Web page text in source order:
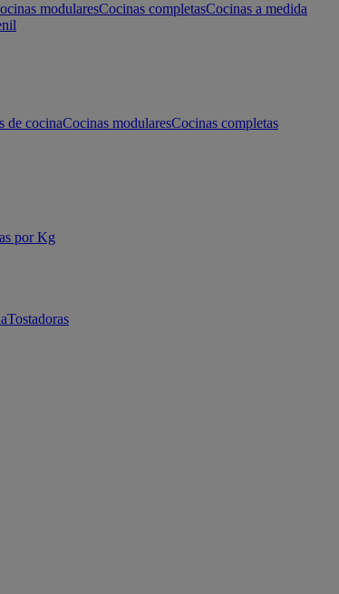
modularesCocinas completasCocinas a medida
de cocinaCocinas modularesCocinas completas
por Kg
Tostadoras